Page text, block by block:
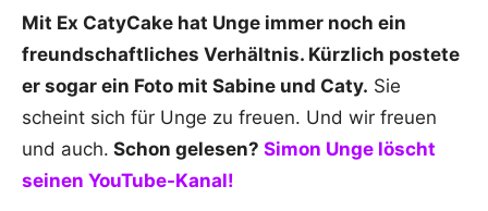
Mit Ex CatyCake hat Unge immer noch ein
freundschaftliches Verhältnis. Kürzlich postete
er sogar ein Foto mit Sabine und Caty. Sie
scheint sich für Unge zu freuen. Und wir freuen
und auch. Schon gelesen? Simon Unge löscht
seinen YouTube-Kanal!